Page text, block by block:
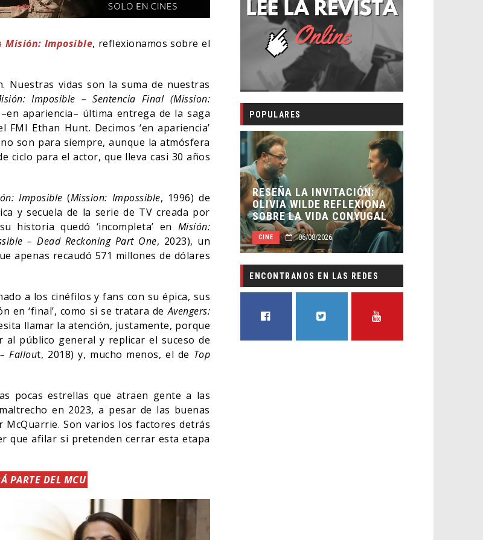
Misión: Imposible, reflexionamos sobre el
Nuestras vidas son la suma de nuestras
Imposible – Sentencia Final (Mission:
apariencia– última entrega de la saga
Ethan Hunt. Decimos ‘en apariencia’
son para siempre, aunque la atmósfera
ciclo para el actor, que lleva casi 30 años
Imposible (Mission: Impossible, 1996) de
y secuela de la serie de TV creada por
historia quedó ‘incompleta’ en Misión:
– Dead Reckoning Part One, 2023), un
apenas recaudó 571 millones de dólares
a los cinéfilos y fans con su épica, sus
en ‘final’, como si se tratara deAvengers:
llamar la atención, justamente, porque
público general y replicar el suceso de
Fallout, 2018) y, mucho menos, el de Top
pocas estrellas que atraen gente a las
en 2023, a pesar de las buenas
Son varios los factores detrás
que afilar si pretenden cerrar esta etapa
PARTE DEL MCU
POPULARES
SPIDER-MAN: UN NUEVO
DÍA ESTÁ IMPARABLE
CINE 05/08/2026
RESEÑA LA INVITACIÓN:
OLIVIA WILDE REFLEXIONA
SOBRE LA VIDA CONYUGAL
06/08/2026
EL LIVE-ACTION DE
ELIGE A SU VILLANO
CINE
ENCONTRANOS EN LAS REDES